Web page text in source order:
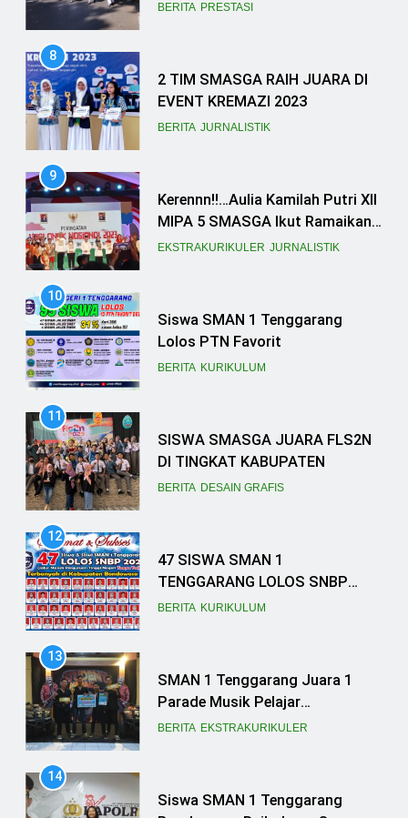
BERITA PRESTASI
8
2 TIM SMASGA RAIH JUARA DI
EVENT KREMAZI 2023
BERITA JURNALISTIK
9
Kerennn!!…Aulia Kamilah Putri XII
MIPA 5 SMASGA Ikut Ramaikan
Acara Forum Anak Nasional
EKSTRAKURIKULER JURNALISTIK
10
Siswa SMAN 1 Tenggarang
Lolos PTN Favorit
BERITA KURIKULUM
11
SISWA SMASGA JUARA FLS2N
DI TINGKAT KABUPATEN
BERITA DESAIN GRAFIS
12
47 SISWA SMAN 1
TENGGARANG LOLOS SNBP
2023, SEKOLAH TANCAP GAS
BERITA KURIKULUM
13
SMAN 1 Tenggarang Juara 1
Parade Musik Pelajar
Bondowoso
BERITA EKSTRAKURIKULER
14
Siswa SMAN 1 Tenggarang